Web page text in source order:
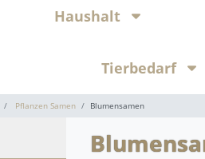
Haushalt
Tierbedarf
Pflanzen Samen Blumensamen